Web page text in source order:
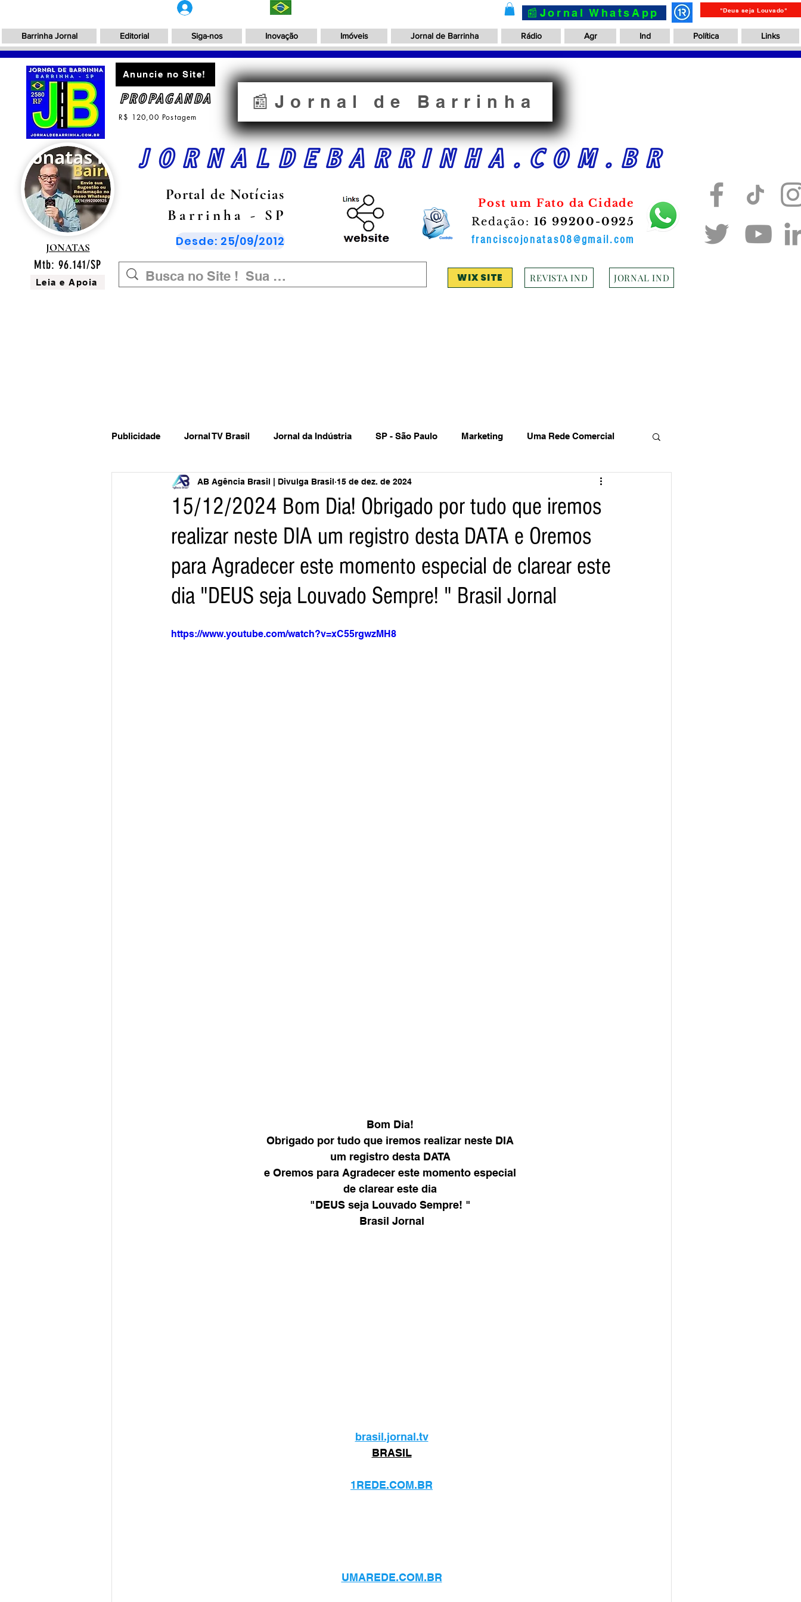
📰Jornal WhatsApp "Deus seja Louvado"
Barrinha Jornal Editorial Siga-nos Inovação Imóveis Jornal de Barrinha Rádio Agr Ind Política Links
JONATAS
Anuncie no Site!
PROPAGANDA
R$ 120,00 Postagem
📰Jornal de Barrinha
JORNALDEBARRINHA.COM.BR
Portal de Notícias
Barrinha - SP
Desde: 25/09/2012
Post um Fato da Cidade
Redação: 16 99200-0925
franciscojonatas08@gmail.com
Mtb: 96.141/SP
Leia e Apoia WIX SITE REVISTA IND JORNAL IND
Publicidade Jornal TV Brasil Jornal da Indústria SP - São Paulo Marketing Uma Rede Comercial
Inovação Governo Federal Estadual Municipal Vendas Oferta Empresa Brasileira
Website do Brasil News Acidente Falecimento Aniversário Serviços Transportes
Data Comemorativas
15/12/2024 Bom Dia! Obrigado por tudo que iremos
realizar neste DIA um registro desta DATA e Oremos
para Agradecer este momento especial de clarear este
dia "DEUS seja Louvado Sempre! " Brasil Jornal
AB Agência Brasil | Divulga Brasil 15 de dez. de 2024
https://www.youtube.com/watch?v=xC55rgwzMH8
Bom Dia!
Obrigado por tudo que iremos realizar neste DIA
um registro desta DATA
e Oremos para Agradecer este momento especial
de clarear este dia
"DEUS seja Louvado Sempre! "
Brasil Jornal
brasil.jornal.tv
BRASIL
1REDE.COM.BR
UMAREDE.COM.BR